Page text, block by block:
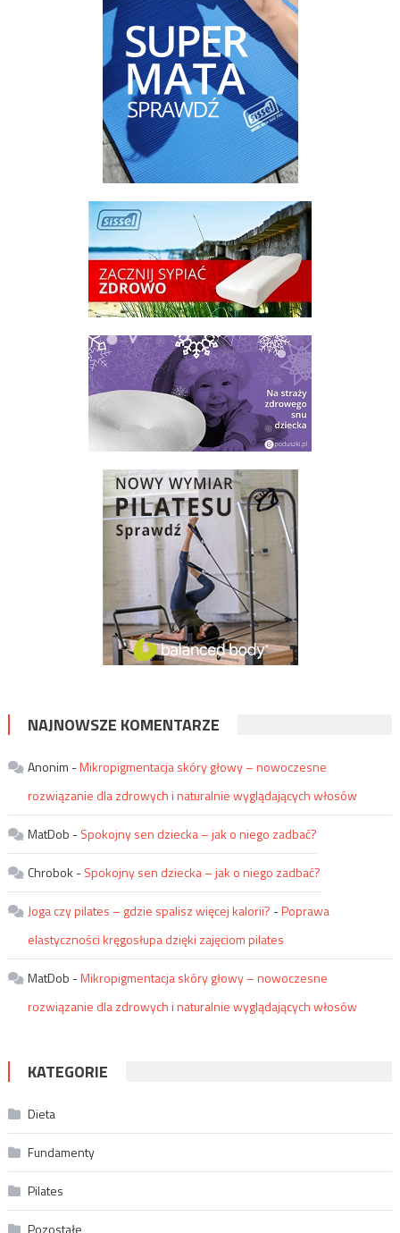
NAJNOWSZE KOMENTARZE
Anonim -Mikropigmentacja skóry głowy – nowoczesne
rozwiązanie dla zdrowych i naturalnie wyglądających włosów
MatDob -Spokojny sen dziecka – jak o niego zadbać?
Chrobok -Spokojny sen dziecka – jak o niego zadbać?
Joga czy pilates – gdzie spalisz więcej kalorii? -Poprawa
elastyczności kręgosłupa dzięki zajęciom pilates
MatDob -Mikropigmentacja skóry głowy – nowoczesne
rozwiązanie dla zdrowych i naturalnie wyglądających włosów
KATEGORIE
Dieta
Fundamenty
Pilates
Pozostałe